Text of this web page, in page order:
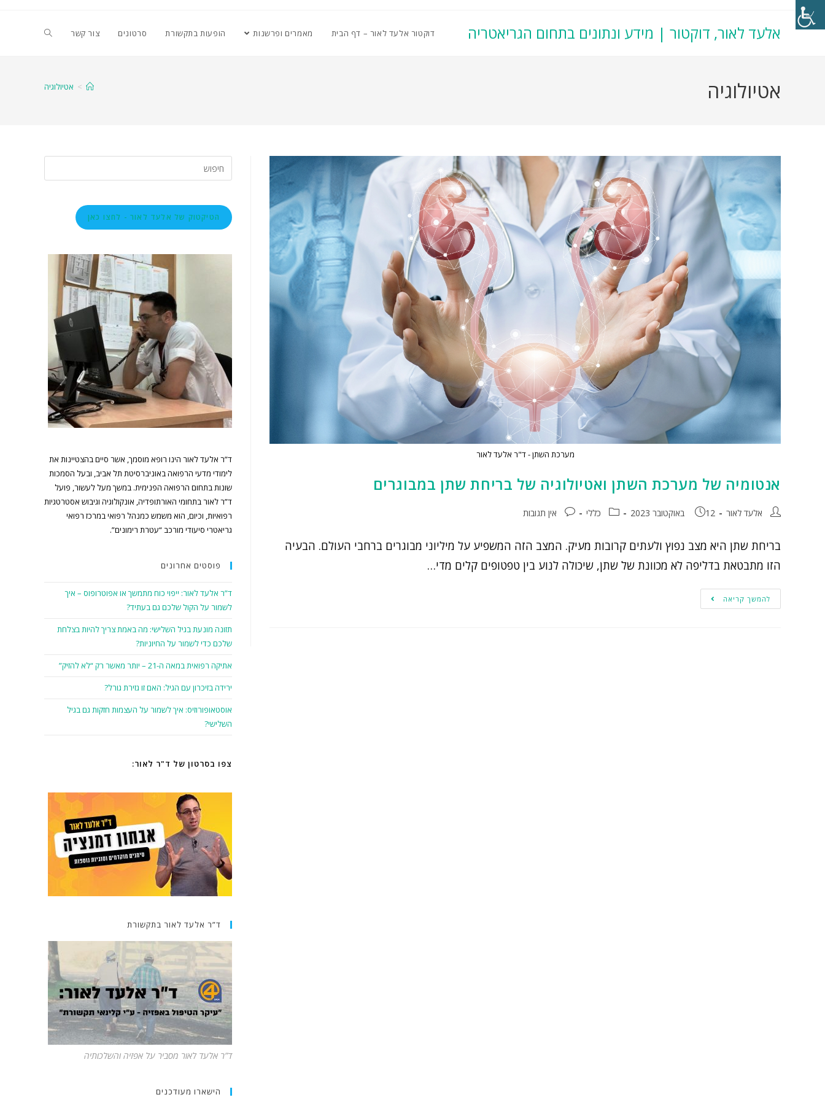
אלעד לאור, דוקטור | מידע ונתונים בתחום הגריאטריה דוקטור אלעד לאור – דף הבית מאמרים ופרשנות הופעות בתקשורת סרטונים צור קשר
אטיולוגיה > אטיולוגיה
מערכת השתן - ד"ר אלעד לאור
אנטומיה של מערכת השתן ואטיולוגיה של בריחת שתן במבוגרים
אלעד לאור 12 באוקטובר 2023 כללי אין תגובות
בריחת שתן היא מצב נפוץ ולעתים קרובות מעיק. המצב הזה המשפיע על מיליוני מבוגרים ברחבי העולם. הבעיה
הזו מתבטאת בדליפה לא מכוונת של שתן, שיכולה לנוע בין טפטופים קלים מדי…
להמשך קריאה
הטיקטוק של אלעד לאור - לחצו כאן
ד”ר אלעד לאור הינו רופא מוסמך, אשר סיים בהצטיינות את
לימודי מדעי הרפואה באוניברסיטת תל אביב, ובעל הסמכות
שונות בתחום הרפואה הפנימית. במשך מעל לעשור, פועל
ד”ר לאור בתחומי האורתופדיה, אונקולוגיה וגיבוש אסטרטגיות
רפואיות, וכיום, הוא משמש כמנהל רפואי במרכז רפואי
גריאטרי סיעודי מורכב “עטרת רימונים”.
פוסטים אחרונים
ד”ר אלעד לאור: ייפוי כוח מתמשך או אפוטרופוס – איך
לשמור על הקול שלכם גם בעתיד?
תזונה מונעת בגיל השלישי: מה באמת צריך להיות בצלחת
שלכם כדי לשמור על החיוניות?
אתיקה רפואית במאה ה-21 – יותר מאשר רק “לא להזיק”
ירידה בזיכרון עם הגיל: האם זו גזירת גורל?
אוסטאופורוזיס: איך לשמור על העצמות חזקות גם בגיל
השלישי?
צפו בסרטון של ד"ר לאור:
ד”ר אלעד לאור בתקשורת
ד”ר אלעד לאור מסביר על אפזיה והשלכותיה
הישארו מעודכנים